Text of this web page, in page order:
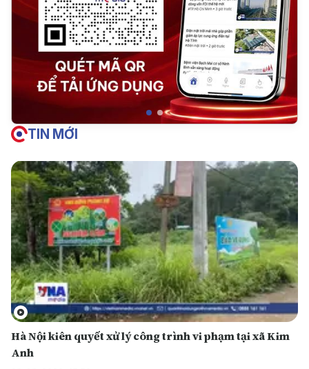
TIN MỚI
Hà Nội kiên quyết xử lý công trình vi phạm tại xã Kim
Anh